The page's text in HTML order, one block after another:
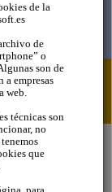
de la
de
o
son de
a empresas
web.
técnicas son
no
que